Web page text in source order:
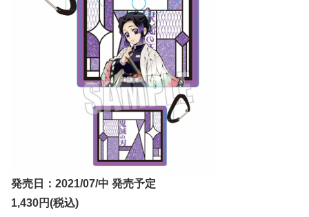
発売日：2021/07/中 発売予定
1,430円(税込)